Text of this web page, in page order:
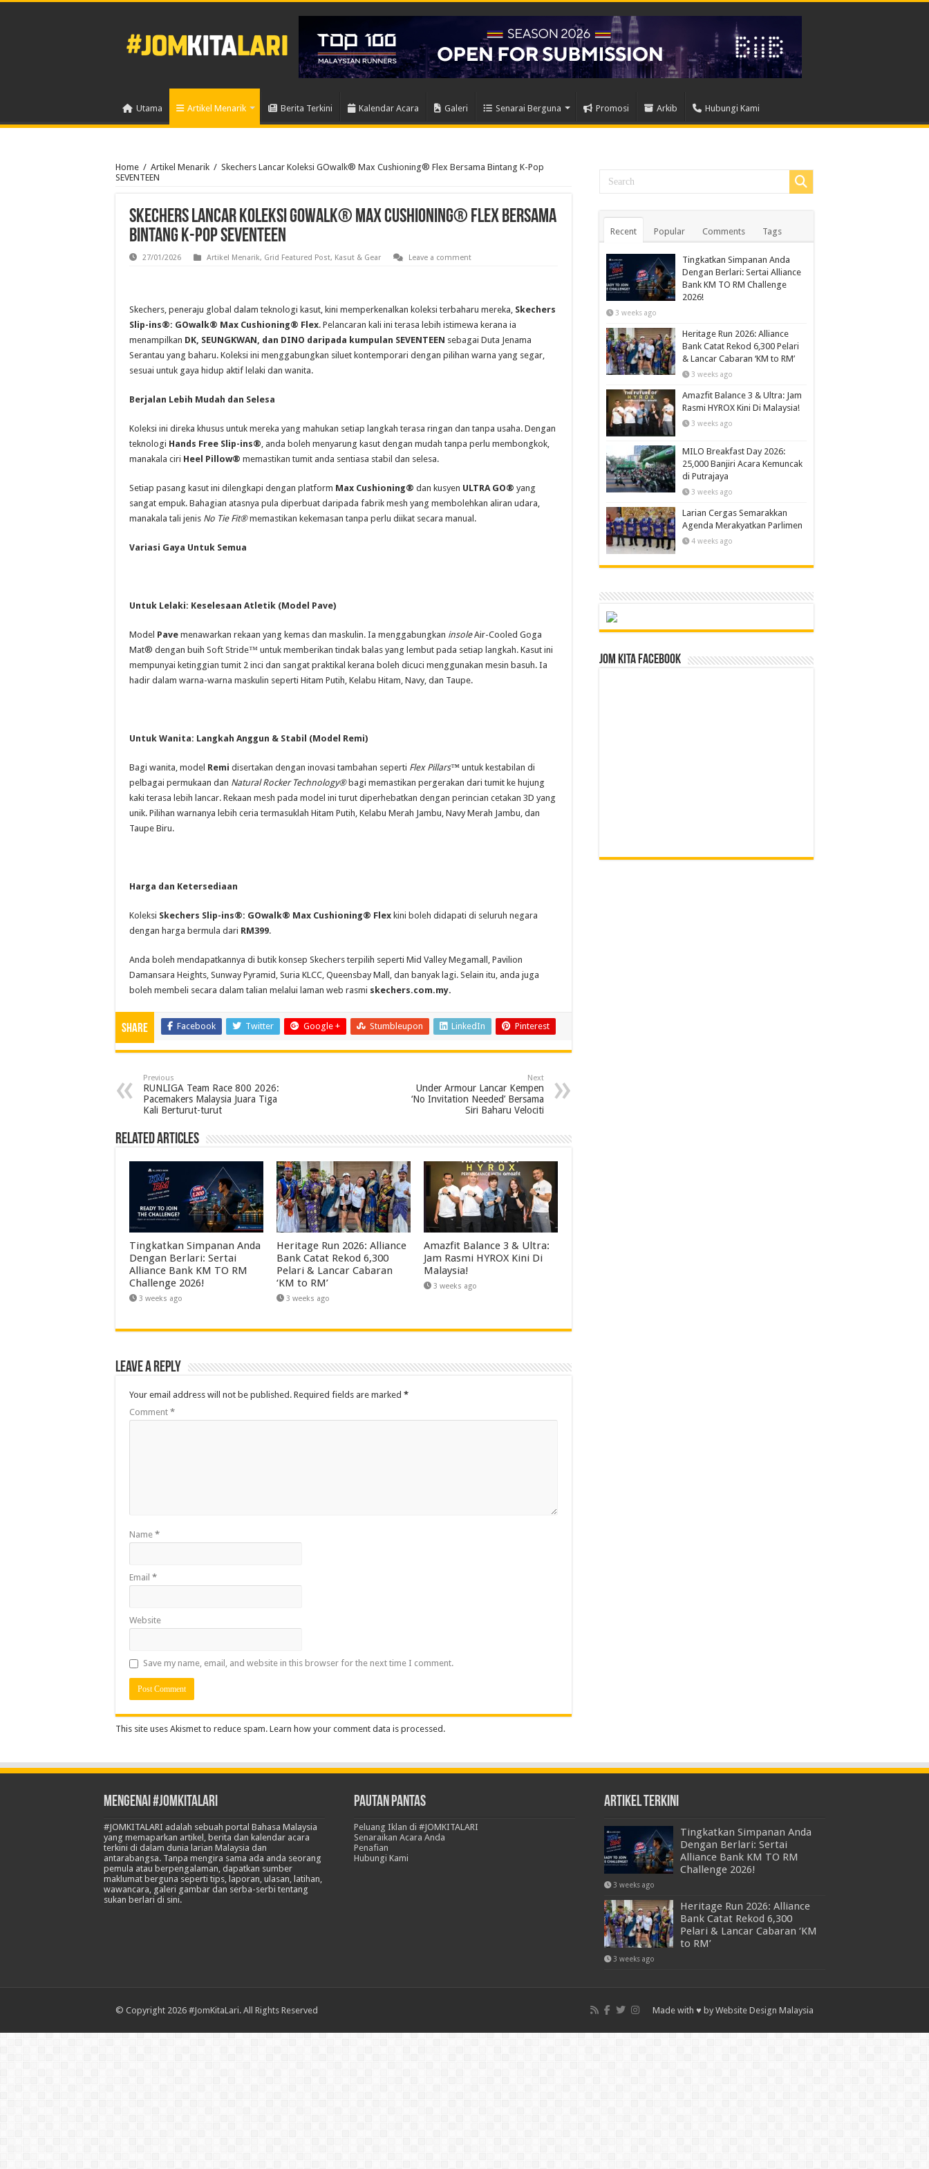
Utama Artikel Menarik Berita Terkini Kalendar Acara Galeri Senarai Berguna Promosi Arkib Hubungi Kami
Home / Artikel Menarik / Skechers Lancar Koleksi GOwalk® Max Cushioning® Flex Bersama Bintang K-Pop
SEVENTEEN
Skechers Lancar Koleksi GOwalk® Max Cushioning® Flex Bersama
Bintang K-Pop SEVENTEEN
27/01/2026 Artikel Menarik, Grid Featured Post, Kasut & Gear Leave a comment
Skechers, peneraju global dalam teknologi kasut, kini memperkenalkan koleksi terbaharu mereka, Skechers
Slip-ins®: GOwalk® Max Cushioning® Flex. Pelancaran kali ini terasa lebih istimewa kerana ia
menampilkan DK, SEUNGKWAN, dan DINO daripada kumpulan SEVENTEEN sebagai Duta Jenama
Serantau yang baharu. Koleksi ini menggabungkan siluet kontemporari dengan pilihan warna yang segar,
sesuai untuk gaya hidup aktif lelaki dan wanita.
Berjalan Lebih Mudah dan Selesa
Koleksi ini direka khusus untuk mereka yang mahukan setiap langkah terasa ringan dan tanpa usaha. Dengan
teknologi Hands Free Slip-ins®, anda boleh menyarung kasut dengan mudah tanpa perlu membongkok,
manakala ciri Heel Pillow® memastikan tumit anda sentiasa stabil dan selesa.
Setiap pasang kasut ini dilengkapi dengan platform Max Cushioning® dan kusyen ULTRA GO® yang
sangat empuk. Bahagian atasnya pula diperbuat daripada fabrik mesh yang membolehkan aliran udara,
manakala tali jenis No Tie Fit®memastikan kekemasan tanpa perlu diikat secara manual.
Variasi Gaya Untuk Semua
Untuk Lelaki: Keselesaan Atletik (Model Pave)
Model Pave menawarkan rekaan yang kemas dan maskulin. Ia menggabungkan insoleAir-Cooled Goga
Mat® dengan buih Soft Stride™ untuk memberikan tindak balas yang lembut pada setiap langkah. Kasut ini
mempunyai ketinggian tumit 2 inci dan sangat praktikal kerana boleh dicuci menggunakan mesin basuh. Ia
hadir dalam warna-warna maskulin seperti Hitam Putih, Kelabu Hitam, Navy, dan Taupe.
Untuk Wanita: Langkah Anggun & Stabil (Model Remi)
Bagi wanita, model Remi disertakan dengan inovasi tambahan seperti Flex Pillars™ untuk kestabilan di
pelbagai permukaan dan Natural Rocker Technology®bagi memastikan pergerakan dari tumit ke hujung
kaki terasa lebih lancar. Rekaan mesh pada model ini turut diperhebatkan dengan perincian cetakan 3D yang
unik. Pilihan warnanya lebih ceria termasuklah Hitam Putih, Kelabu Merah Jambu, Navy Merah Jambu, dan
Taupe Biru.
Harga dan Ketersediaan
Koleksi Skechers Slip-ins®: GOwalk® Max Cushioning® Flex kini boleh didapati di seluruh negara
dengan harga bermula dari RM399.
Anda boleh mendapatkannya di butik konsep Skechers terpilih seperti Mid Valley Megamall, Pavilion
Damansara Heights, Sunway Pyramid, Suria KLCC, Queensbay Mall, dan banyak lagi. Selain itu, anda juga
boleh membeli secara dalam talian melalui laman web rasmi skechers.com.my.
Share Facebook Twitter Google + Stumbleupon LinkedIn Pinterest
Previous
RUNLIGA Team Race 800 2026:
Pacemakers Malaysia Juara Tiga
Kali Berturut-turut
Next
Under Armour Lancar Kempen
‘No Invitation Needed’ Bersama
Siri Baharu Velociti
Related Articles
Tingkatkan Simpanan Anda
Dengan Berlari: Sertai
Alliance Bank KM TO RM
Challenge 2026!
3 weeks ago
Heritage Run 2026: Alliance
Bank Catat Rekod 6,300
Pelari & Lancar Cabaran
‘KM to RM’
3 weeks ago
Amazfit Balance 3 & Ultra:
Jam Rasmi HYROX Kini Di
Malaysia!
3 weeks ago
Leave a Reply
Your email address will not be published. Required fields are marked *
Comment *
Name *
Email *
Website
Save my name, email, and website in this browser for the next time I comment.
This site uses Akismet to reduce spam. Learn how your comment data is processed.
Recent Popular Comments Tags
Tingkatkan Simpanan Anda
Dengan Berlari: Sertai Alliance
Bank KM TO RM Challenge
2026!
3 weeks ago
Heritage Run 2026: Alliance
Bank Catat Rekod 6,300 Pelari
& Lancar Cabaran ‘KM to RM’
3 weeks ago
Amazfit Balance 3 & Ultra: Jam
Rasmi HYROX Kini Di Malaysia!
3 weeks ago
MILO Breakfast Day 2026:
25,000 Banjiri Acara Kemuncak
di Putrajaya
3 weeks ago
Larian Cergas Semarakkan
Agenda Merakyatkan Parlimen
4 weeks ago
Jom Kita Facebook
Mengenai #JOMKITALARI
#JOMKITALARI adalah sebuah portal Bahasa Malaysia
yang memaparkan artikel, berita dan kalendar acara
terkini di dalam dunia larian Malaysia dan
antarabangsa. Tanpa mengira sama ada anda seorang
pemula atau berpengalaman, dapatkan sumber
maklumat berguna seperti tips, laporan, ulasan, latihan,
wawancara, galeri gambar dan serba-serbi tentang
sukan berlari di sini.
Pautan Pantas
Peluang Iklan di #JOMKITALARI
Senaraikan Acara Anda
Penafian
Hubungi Kami
Artikel Terkini
Tingkatkan Simpanan Anda
Dengan Berlari: Sertai
Alliance Bank KM TO RM
Challenge 2026!
3 weeks ago
Heritage Run 2026: Alliance
Bank Catat Rekod 6,300
Pelari & Lancar Cabaran ‘KM
to RM’
3 weeks ago
Made with ♥ by Website Design Malaysia
© Copyright 2026 #JomKitaLari. All Rights Reserved